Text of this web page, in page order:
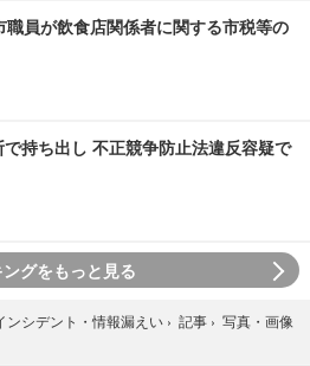
職員が飲食店関係者に関する市税等の
持ち出し 不正競争防止法違反容疑で
グをもっと見る
ンシデント・情報漏えい › 記事 › 写真・画像